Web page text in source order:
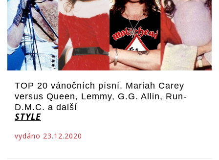
TOP 20 vánočních písní. Mariah Carey
versus Queen, Lemmy, G.G. Allin, Run-
D.M.C. a další
STYLE
vydáno 23.12.2020